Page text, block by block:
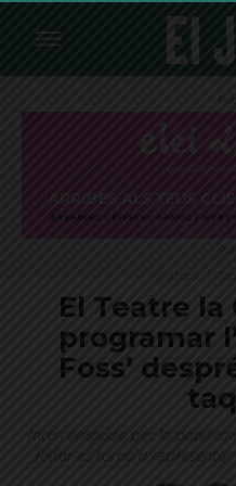
El Teatre la
programar
Foss’
Interrompuda per la
Jódar es torna a